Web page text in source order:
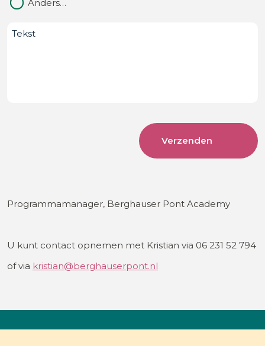
Anders…
Bericht
Programmamanager, Berghauser Pont Academy
U kunt contact opnemen met Kristian via 06 231 52 794
of via kristian@berghauserpont.nl